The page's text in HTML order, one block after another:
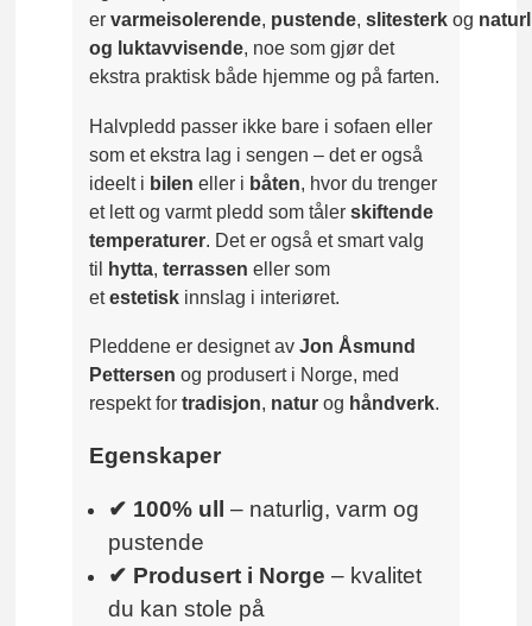
ervarmeisolerende, pustende,slitesterkog
og luktavvisende, noe som gjør det
ekstra praktisk både hjemme og på farten.
Halvpledd passer ikke bare i sofaen eller
som et ekstra lag i sengen – det er også
ideelt i bilen eller i båten, hvor du trenger
et lett og varmt pledd som tålerskiftende
temperaturer. Det er også et smart valg
til
hytta,terrassen eller som
etestetisk innslag i interiøret.
Pleddene er designet avJon Åsmund
Pettersen og produsert i Norge, med
respekt fortradisjon, naturog håndverk.
Egenskaper
✔ 100% ull – naturlig, varm og
pustende
✔ Produsert i Norge – kvalitet
du kan stole på